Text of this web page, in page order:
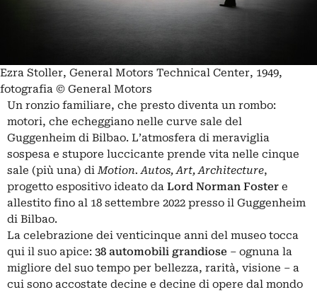
Ezra Stoller, General Motors Technical Center, 1949,
fotografia © General Motors
Un ronzio familiare, che presto diventa un rombo:
motori, che echeggiano nelle curve sale del
Guggenheim di Bilbao. L’atmosfera di meraviglia
sospesa e stupore luccicante prende vita nelle cinque
sale (più una) diMotion. Autos, Art, Architecture,
progetto espositivo ideato da Lord Norman Foster e
allestito fino al 18 settembre 2022 presso il Guggenheim
di Bilbao.
La celebrazione dei venticinque anni del museo tocca
qui il suo apice: 38 automobili grandiose ‒ ognuna la
migliore del suo tempo per bellezza, rarità, visione ‒ a
cui sono accostate decine e decine di opere dal mondo